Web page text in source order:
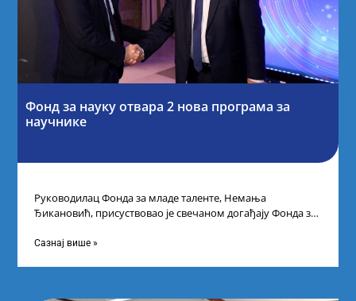
Фонд за науку отвара 2 нова програма за
научнике
Руководилац Фонда за младе таленте, Немања
Ђикановић, присуствовао је свечаном догађају Фонда за
Сазнај више »